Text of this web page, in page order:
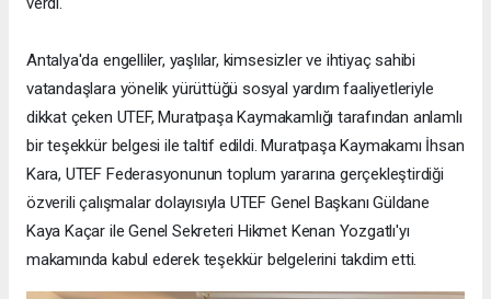
Antalya'da engelliler, yaşlılar, kimsesizler ve ihtiyaç sahibi
vatandaşlara yönelik yürüttüğü sosyal yardım faaliyetleriyle
dikkat çeken UTEF, Muratpaşa Kaymakamlığı tarafından anlamlı
bir teşekkür belgesi ile taltif edildi. Muratpaşa Kaymakamı İhsan
Kara, UTEF Federasyonunun toplum yararına gerçekleştirdiği
özverili çalışmalar dolayısıyla UTEF Genel Başkanı Güldane
Kaya Kaçar ile Genel Sekreteri Hikmet Kenan Yozgatlı'yı
makamında kabul ederek teşekkür belgelerini takdim etti.